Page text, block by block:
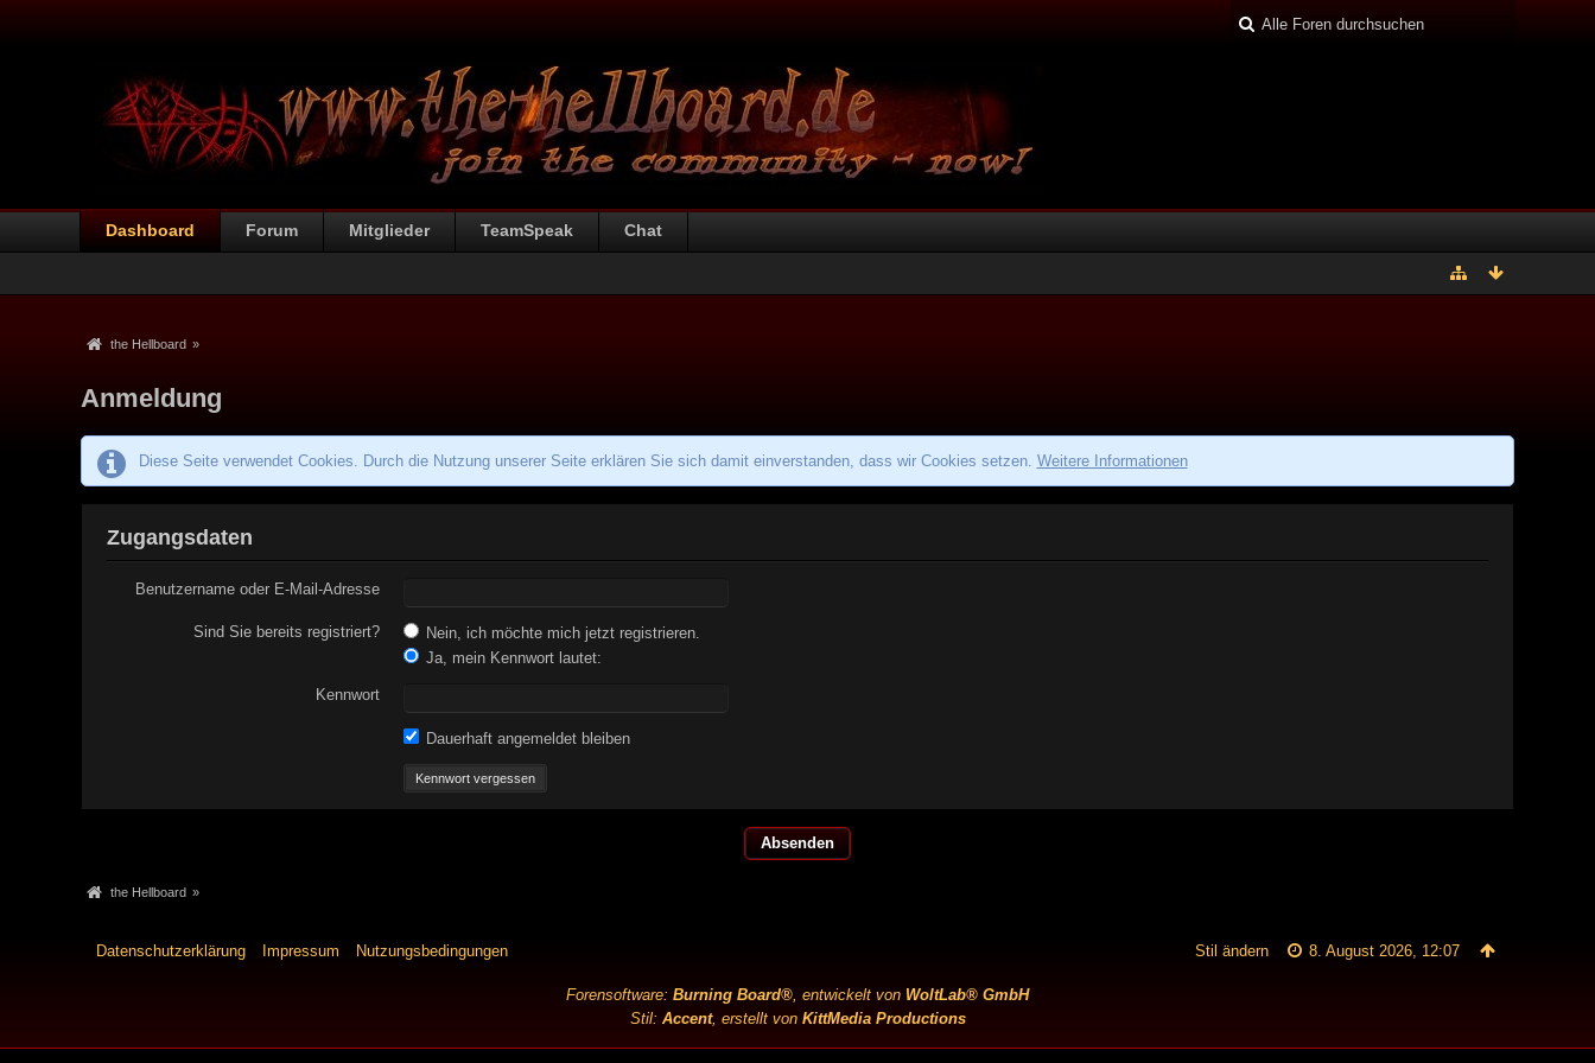
Dashboard Forum Mitglieder TeamSpeak Chat
the Hellboard »
Anmeldung
Diese Seite verwendet Cookies. Durch die Nutzung unserer Seite erklären Sie sich damit einverstanden, dass wir Cookies setzen. Weitere Informationen
Zugangsdaten
Benutzername oder E-Mail-Adresse
Sind Sie bereits registriert?
Nein, ich möchte mich jetzt registrieren.
Ja, mein Kennwort lautet:
Kennwort
Dauerhaft angemeldet bleiben
Kennwort vergessen
the Hellboard »
Datenschutzerklärung Impressum Nutzungsbedingungen 8. August 2026, 12:07
Stil ändern
Forensoftware: Burning Board®, entwickelt von WoltLab® GmbH
Stil: Accent, erstellt von KittMedia Productions